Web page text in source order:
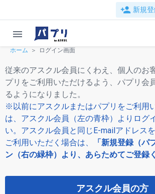
person_add 新規
menu
ホーム ログイン画面
従来のアスクル会員にくわえ、個人のお
プリをご利用いただけるよう、パプリ会
るようになりました。
※以前にアスクルまたはパプリをご利用
は、アスクル会員（左の青枠）よりログ
い。アスクル会員と同じE-mailアドレス
ご利用いただく場合は、
「新規登録（パ
ン（右の緑枠）より、あらためてご登録
アスクル会員の方